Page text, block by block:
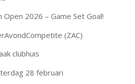
Open 2026 – Game Set Goal!
(ZAC)
clubhuis
28 februari